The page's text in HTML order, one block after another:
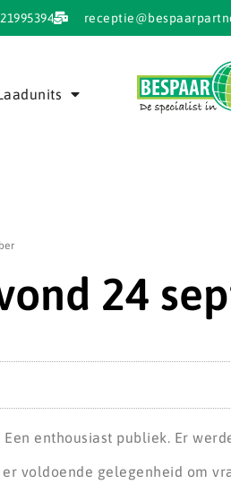
24
enthousiast publiek. Er
voldoende gelegenheid om